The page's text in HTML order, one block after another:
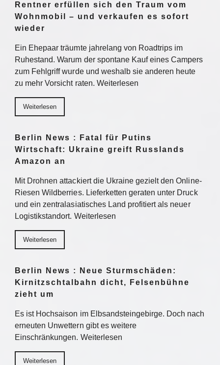
Rentner erfüllen sich den Traum vom
Wohnmobil – und verkaufen es sofort
wieder
Ein Ehepaar träumte jahrelang von Roadtrips im
Ruhestand. Warum der spontane Kauf eines Campers
zum Fehlgriff wurde und weshalb sie anderen heute
zu mehr Vorsicht raten. Weiterlesen
Weiterlesen
Berlin News : Fatal für Putins
Wirtschaft: Ukraine greift Russlands
Amazon an
Mit Drohnen attackiert die Ukraine gezielt den Online-
Riesen Wildberries. Lieferketten geraten unter Druck
und ein zentralasiatisches Land profitiert als neuer
Logistikstandort. Weiterlesen
Weiterlesen
Berlin News : Neue Sturmschäden:
Kirnitzschtalbahn dicht, Felsenbühne
zieht um
Es ist Hochsaison im Elbsandsteingebirge. Doch nach
erneuten Unwettern gibt es weitere
Einschränkungen. Weiterlesen
Weiterlesen